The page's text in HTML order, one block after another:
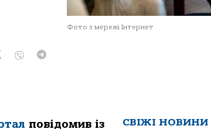
Фото з мережі Інтернет
повідомив із
СВІЖІ НОВИНИ